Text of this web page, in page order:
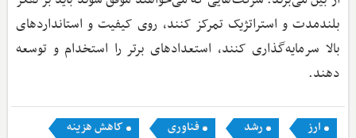
بلندمدت و استراتژیک تمرکز کنند، روی کیفیت و استانداردهای
بالا سرمایه‌گذاری کنند، استعدادهای برتر را استخدام و توسعه
دهند.
ارز رشد فناوری
کاهش هزینه